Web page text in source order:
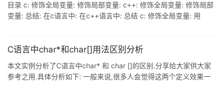
函数. 2. return是语言级别的,它表示了调用堆栈的返回:而exit
目录 c: 修饰全局变量: 修饰局部变量: c++: 修饰全局变量: 修饰局部
变量: 总结: 在c语言中: 在c++语言中: 总结 c: 修饰全局变量: 用
局变量,那么就会储存到常量区中,收到常量区的保护.) 修饰局部变量:
是是可以间接修改的. int main() { const int b
C语言中char*和char[]用法区别分析
本文实例分析了C语言中char* 和 char []的区别.分享给大家供大家
参考之用.具体分析如下: 一般来说,很多人会觉得这两个定义效果一